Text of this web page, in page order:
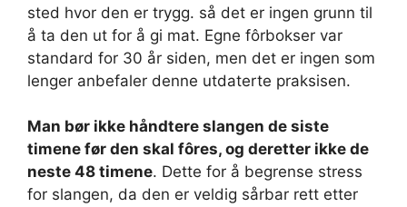
sted hvor den er trygg. så det er ingen grunn til
å ta den ut for å gi mat. Egne fôrbokser var
standard for 30 år siden, men det er ingen som
lenger anbefaler denne utdaterte praksisen.
Man bør ikke håndtere slangen de siste
timene før den skal fôres, og deretter ikke de
neste 48 timene. Dette for å begrense stress
for slangen, da den er veldig sårbar rett etter